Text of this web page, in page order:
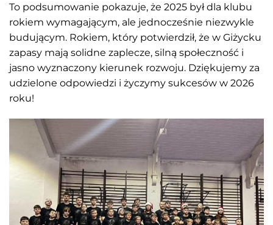
To podsumowanie pokazuje, że 2025 był dla klubu
rokiem wymagającym, ale jednocześnie niezwykle
budującym. Rokiem, który potwierdził, że w Giżycku
zapasy mają solidne zaplecze, silną społeczność i
jasno wyznaczony kierunek rozwoju. Dziękujemy za
udzielone odpowiedzi i życzymy sukcesów w 2026
roku!